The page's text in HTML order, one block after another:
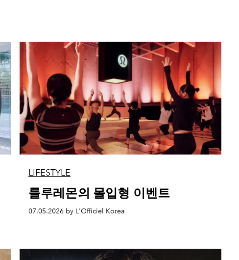
LIFESTYLE
룰루레몬의 몰입형 이벤트
07.05.2026 by L'Officiel Korea